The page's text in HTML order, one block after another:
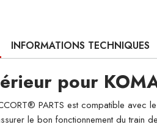
INFORMATIONS TECHNIQUES
pour
PARTS est compatible avec
le bon fonctionnement du train